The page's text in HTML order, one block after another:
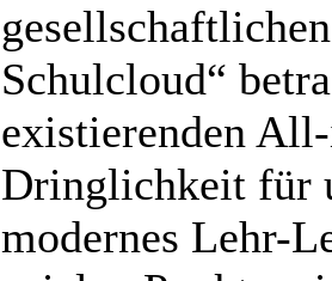
Schulcloud“
existierenden
Dringlichkeit für
modernes Lehr-